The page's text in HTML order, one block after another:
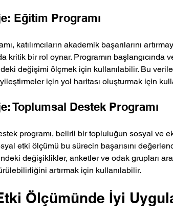
Eğitim Programı
katılımcıların akademik başarılarını
kritik bir rol oynar. Programın başlangıcında
değişimi ölçmek için kullanılabilir. Bu
için yol haritası oluşturmak için
Toplumsal Destek Programı
programı, belirli bir topluluğun sosyal ve
etki ölçümü bu sürecin başarısını
değişiklikler, anketler ve odak grupları
artırmak için kullanılabilir.
Ölçümünde İyi